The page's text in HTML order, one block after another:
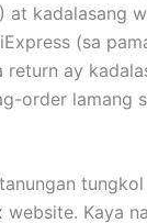
at kadalasang
(sa
return ay
order lamang
tungkol
website. Kaya